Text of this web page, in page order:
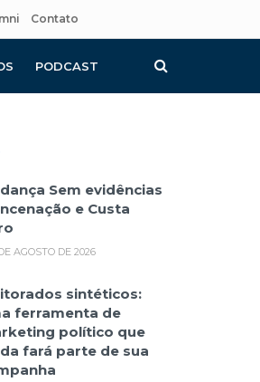
Contato
PODCAST
Sem evidências
e Custa
AGOSTO DE 2026
sintéticos:
ferramenta de
político que
fará parte de sua